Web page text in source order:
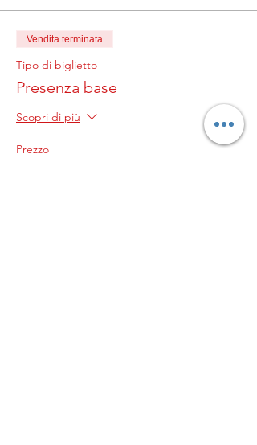
Vendita terminata
Tipo di biglietto
Presenza base
Scopri di più
Prezzo